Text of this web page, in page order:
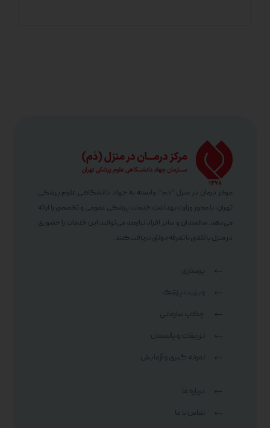
مرکز درمان در منزل "دم"، وابسته به جهاد دانشگاهی علوم پزشکی
تهران، با مجوز وزارت بهداشت خدمات پزشکی عمومی و تخصصی را ارائه
می‌دهد. سالمندان و سایر افراد نیازمند می‌توانند این خدمات را حضوری
در منزل یا تلفنی با تعرفه دولتی دریافت کنند.
پرستاری
ویزیت پزشک
چکاپ سازمانی
تزریقات و پانسمان
نمونه گیری و آزمایش
درباره ما
تماس با ما